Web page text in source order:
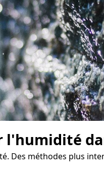
Des méthodes plus